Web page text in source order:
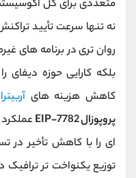
متعددی برای کل
نه تنها سرعت تأیید
روان ‌تری در برنامه‌ های
بلکه کارایی حوزه دیفای
کاهش هزینه ‌های
پروپوزال EIP-7782
‌ای را با کاهش تأخیر در
توزیع یکنواخت ‌تر ترافیک